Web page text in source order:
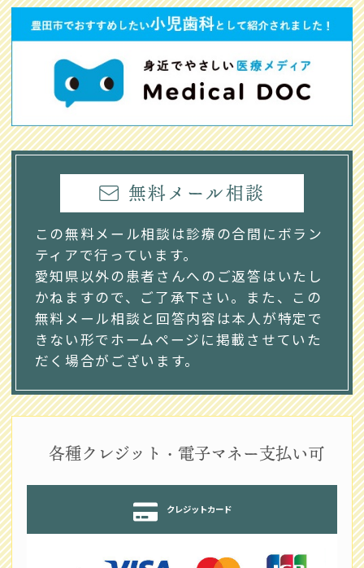
無料メール相談
この無料メール相談は診療の合間にボラン
ティアで行っています。
愛知県以外の患者さんへのご返答はいたし
かねますので、ご了承下さい。また、この
無料メール相談と回答内容は本人が特定で
きない形でホームページに掲載させていた
だく場合がございます。
各種クレジット・電子マネー支払い可
クレジットカード